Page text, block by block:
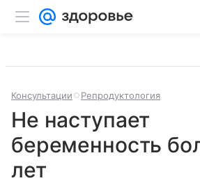
Консультации Репродуктология
Не наступает
беременность
лет